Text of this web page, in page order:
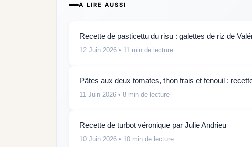
A LIRE AUSSI
Recette de pasticettu du risu : galettes de riz de
12 Juin 2026 • 11 min de lecture
Pâtes aux deux tomates, thon frais et fenouil :
11 Juin 2026 • 8 min de lecture
Recette de turbot véronique par Julie Andrieu
10 Juin 2026 • 10 min de lecture